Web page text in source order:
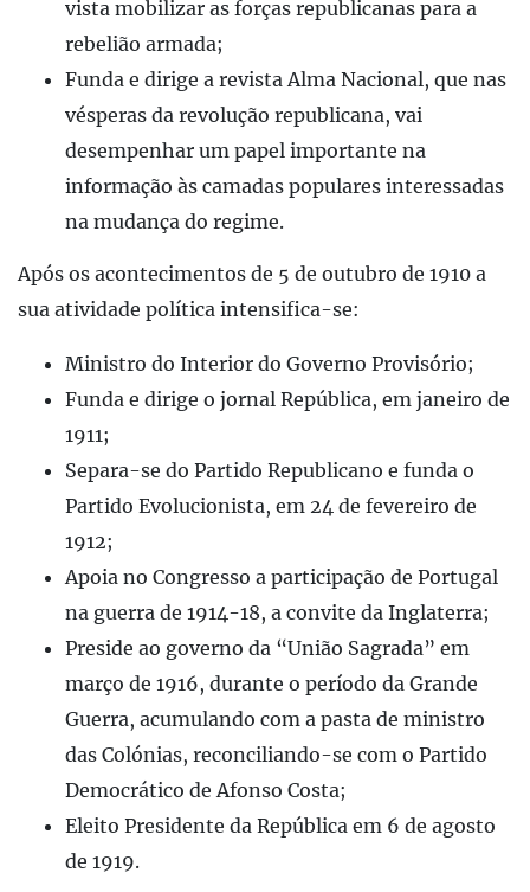
vista mobilizar as forças republicanas para a
rebelião armada;
Funda e dirige a revista Alma Nacional, que nas
vésperas da revolução republicana, vai
desempenhar um papel importante na
informação às camadas populares interessadas
na mudança do regime.
Após os acontecimentos de 5 de outubro de 1910 a
sua atividade política intensifica-se:
Ministro do Interior do Governo Provisório;
Funda e dirige o jornal República, em janeiro de
1911;
Separa-se do Partido Republicano e funda o
Partido Evolucionista, em 24 de fevereiro de
1912;
Apoia no Congresso a participação de Portugal
na guerra de 1914-18, a convite da Inglaterra;
Preside ao governo da “União Sagrada” em
março de 1916, durante o período da Grande
Guerra, acumulando com a pasta de ministro
das Colónias, reconciliando-se com o Partido
Democrático de Afonso Costa;
Eleito Presidente da República em 6 de agosto
de 1919.